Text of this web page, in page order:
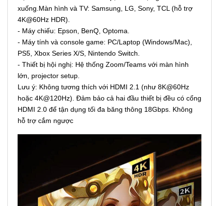
xuống.Màn hình và TV: Samsung, LG, Sony, TCL (hỗ trợ
4K@60Hz HDR).
- Máy chiếu: Epson, BenQ, Optoma.
- Máy tính và console game: PC/Laptop (Windows/Mac),
PS5, Xbox Series X/S, Nintendo Switch.
- Thiết bị hội nghị: Hệ thống Zoom/Teams với màn hình
lớn, projector setup.
Lưu ý: Không tương thích với HDMI 2.1 (như 8K@60Hz
hoặc 4K@120Hz). Đảm bảo cả hai đầu thiết bị đều có cổng
HDMI 2.0 để tận dụng tối đa băng thông 18Gbps. Không
hỗ trợ cắm ngược